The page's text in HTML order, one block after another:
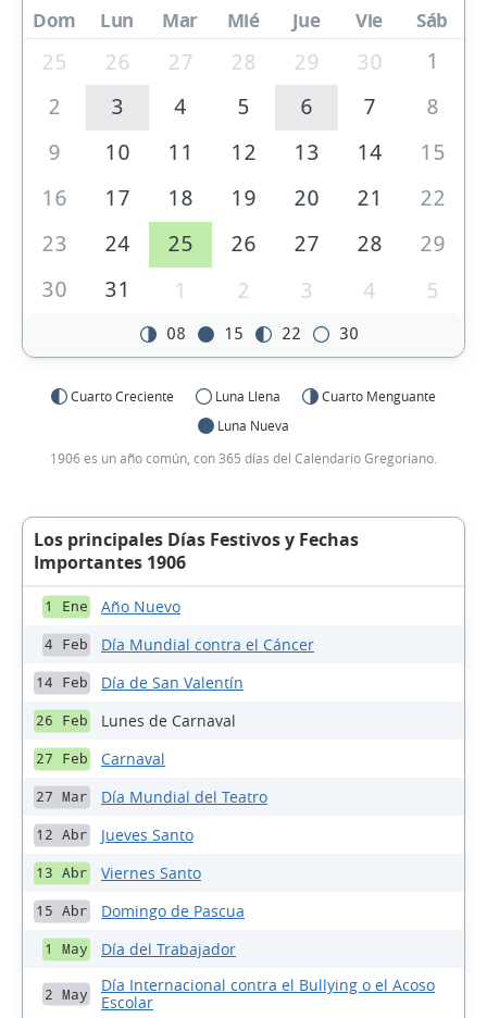
Dom Lun Mar Mié Jue Vie Sáb
25 26 27 28 29 30
1
2
3 4 5 6 7
8
9
10 11 12 13 14
15
16
17 18 19 20 21
22
23
24 25 26 27 28
29
30
31 1 2 3 4 5
08 15 22 30
Cuarto Creciente Luna Llena
Cuarto Menguante
Luna Nueva
1906 es un año común, con 365 días del Calendario Gregoriano.
Los principales Días Festivos y Fechas
Importantes 1906
1 Ene Año Nuevo
4 Feb Día Mundial contra el Cáncer
14 Feb Día de San Valentín
26 Feb Lunes de Carnaval
27 Feb Carnaval
27 Mar Día Mundial del Teatro
12 Abr Jueves Santo
13 Abr Viernes Santo
15 Abr Domingo de Pascua
1 May Día del Trabajador
2 May
Día Internacional contra el Bullying o el Acoso
Escolar